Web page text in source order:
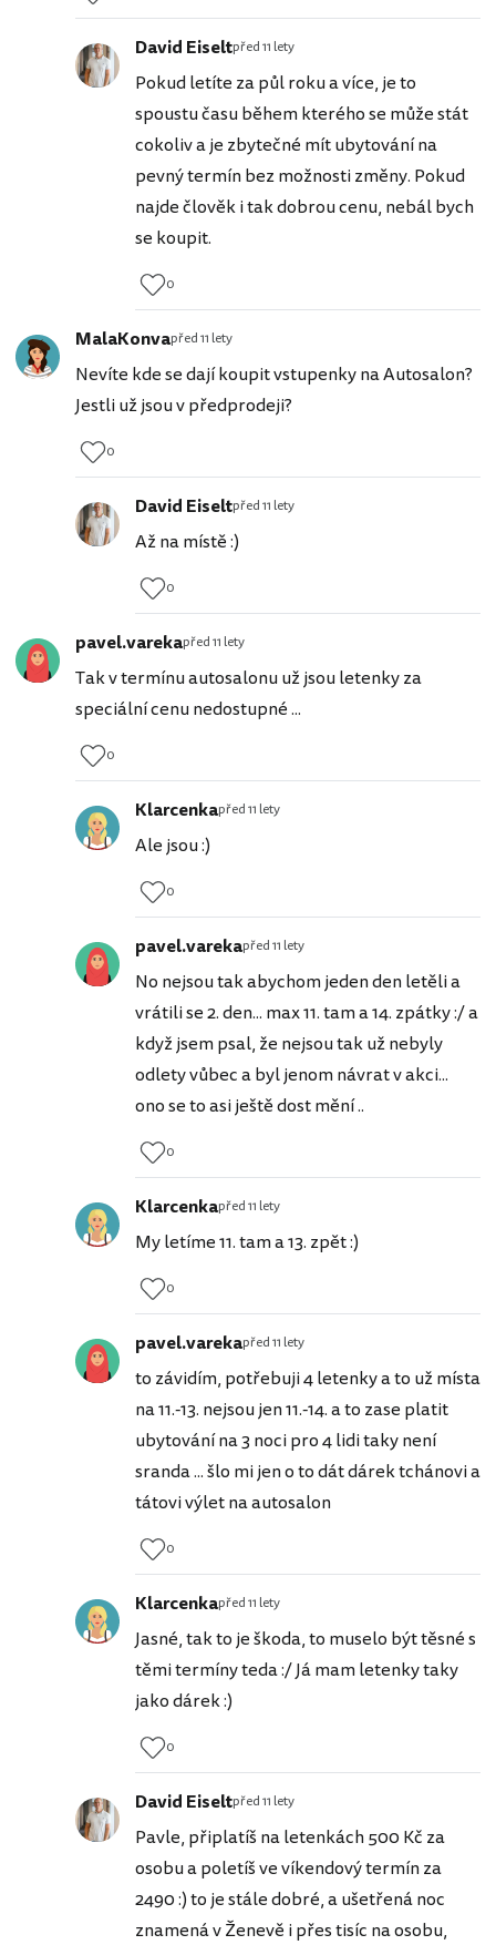
David Eiseltpřed 11 lety
Pokud letíte za půl roku a více, je to
spoustu času během kterého se může stát
cokoliv a je zbytečné mít ubytování na
pevný termín bez možnosti změny. Pokud
najde člověk i tak dobrou cenu, nebál bych
se koupit.
0
MalaKonvapřed 11 lety
Nevíte kde se dají koupit vstupenky na Autosalon?
Jestli už jsou v předprodeji?
0
David Eiseltpřed 11 lety
Až na místě :)
0
pavel.varekapřed 11 lety
Tak v termínu autosalonu už jsou letenky za
speciální cenu nedostupné ...
0
Klarcenkapřed 11 lety
Ale jsou :)
0
pavel.varekapřed 11 lety
No nejsou tak abychom jeden den letěli a
vrátili se 2. den... max 11. tam a 14. zpátky :/ a
když jsem psal, že nejsou tak už nebyly
odlety vůbec a byl jenom návrat v akci...
ono se to asi ještě dost mění ..
0
Klarcenkapřed 11 lety
My letíme 11. tam a 13. zpět :)
0
pavel.varekapřed 11 lety
to závidím, potřebuji 4 letenky a to už místa
na 11.-13. nejsou jen 11.-14. a to zase platit
ubytování na 3 noci pro 4 lidi taky není
sranda ... šlo mi jen o to dát dárek tchánovi a
tátovi výlet na autosalon
0
Klarcenkapřed 11 lety
Jasné, tak to je škoda, to muselo být těsné s
těmi termíny teda :/ Já mam letenky taky
jako dárek :)
0
David Eiseltpřed 11 lety
Pavle, připlatíš na letenkách 500 Kč za
osobu a poletíš ve víkendový termín za
2490 :) to je stále dobré, a ušetřená noc
znamená v Ženevě i přes tisíc na osobu,